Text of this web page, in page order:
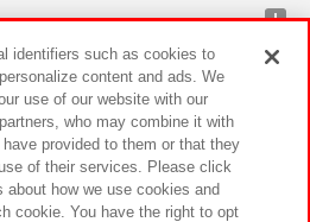
ナビリティ サイトポリシー
identifiers such as cookies to
content and ads. We
use of our website with our
who may combine it with
provided to them or that they
of their services. Please click
about how we use cookies and
cookie. You have the right to opt